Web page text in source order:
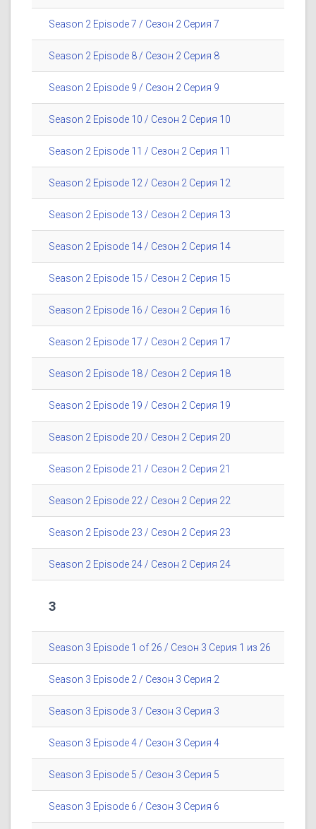
Season 2 Episode 7 / Сезон 2 Серия 7
Season 2 Episode 8 / Сезон 2 Серия 8
Season 2 Episode 9 / Сезон 2 Серия 9
Season 2 Episode 10 / Сезон 2 Серия 10
Season 2 Episode 11 / Сезон 2 Серия 11
Season 2 Episode 12 / Сезон 2 Серия 12
Season 2 Episode 13 / Сезон 2 Серия 13
Season 2 Episode 14 / Сезон 2 Серия 14
Season 2 Episode 15 / Сезон 2 Серия 15
Season 2 Episode 16 / Сезон 2 Серия 16
Season 2 Episode 17 / Сезон 2 Серия 17
Season 2 Episode 18 / Сезон 2 Серия 18
Season 2 Episode 19 / Сезон 2 Серия 19
Season 2 Episode 20 / Сезон 2 Серия 20
Season 2 Episode 21 / Сезон 2 Серия 21
Season 2 Episode 22 / Сезон 2 Серия 22
Season 2 Episode 23 / Сезон 2 Серия 23
Season 2 Episode 24 / Сезон 2 Серия 24
3
Season 3 Episode 1 of 26 / Сезон 3 Серия 1 из 26
Season 3 Episode 2 / Сезон 3 Серия 2
Season 3 Episode 3 / Сезон 3 Серия 3
Season 3 Episode 4 / Сезон 3 Серия 4
Season 3 Episode 5 / Сезон 3 Серия 5
Season 3 Episode 6 / Сезон 3 Серия 6